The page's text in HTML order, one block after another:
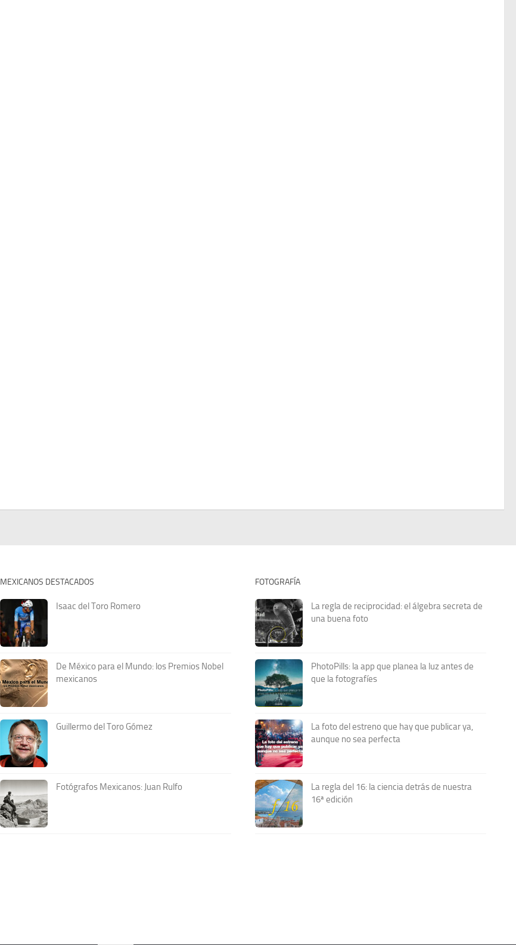
MEXICANOS DESTACADOS
Isaac del Toro Romero
De México para el Mundo: los Premios Nobel
mexicanos
Guillermo del Toro Gómez
Fotógrafos Mexicanos: Juan Rulfo
FOTOGRAFÍA
La regla de reciprocidad: el álgebra secreta de
una buena foto
PhotoPills: la app que planea la luz antes de
que la fotografíes
La foto del estreno que hay que publicar ya,
aunque no sea perfecta
La regla del 16: la ciencia detrás de nuestra
16ª edición